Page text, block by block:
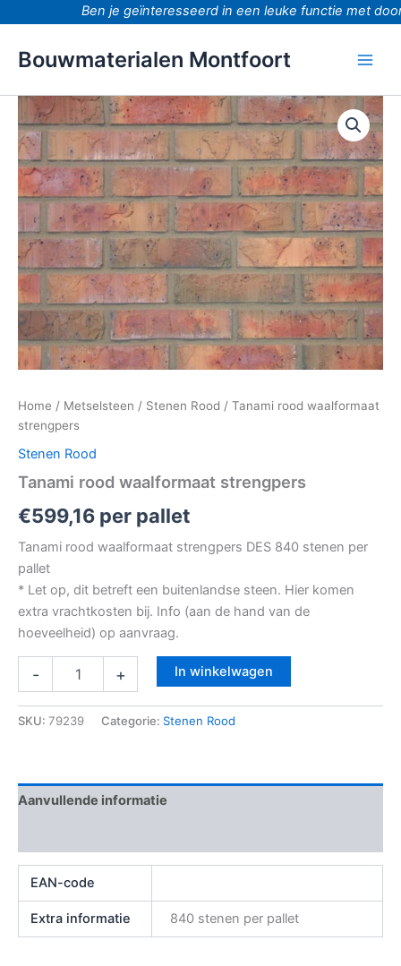
Ben je geïnteresseerd in een leuke functie met
Bouwmaterialen Montfoort
Home / Metselsteen / Stenen Rood / Tanami rood waalformaat
strengpers
Stenen Rood
Tanami rood waalformaat strengpers
€599,16 per pallet
Tanami rood waalformaat strengpers DES 840 stenen per
pallet
* Let op, dit betreft een buitenlandse steen. Hier komen
extra vrachtkosten bij. Info (aan de hand van de
hoeveelheid) op aanvraag.
-
Tanami
rood
waalformaat
strengpers
aantal
+ In winkelwagen
SKU: 79239 Categorie: Stenen Rood
Aanvullende informatie
EAN-code
Extra informatie 840 stenen per pallet